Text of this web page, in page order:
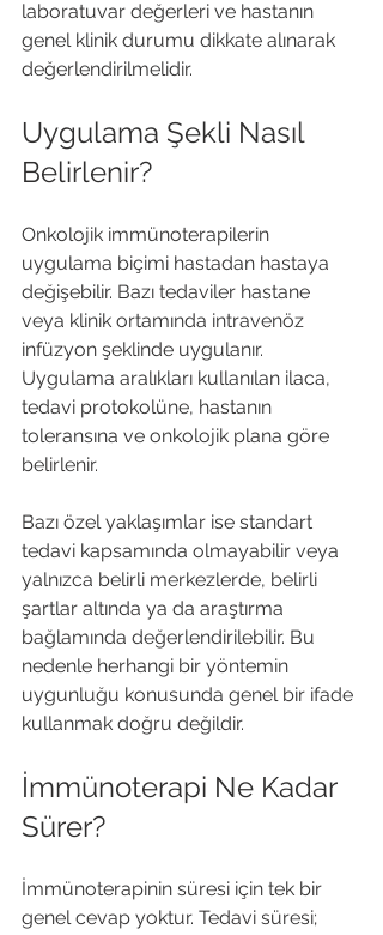
laboratuvar değerleri ve hastanın
genel klinik durumu dikkate alınarak
değerlendirilmelidir.
Uygulama Şekli Nasıl
Belirlenir?
Onkolojik immünoterapilerin
uygulama biçimi hastadan hastaya
değişebilir. Bazı tedaviler hastane
veya klinik ortamında intravenöz
infüzyon şeklinde uygulanır.
Uygulama aralıkları kullanılan ilaca,
tedavi protokolüne, hastanın
toleransına ve onkolojik plana göre
belirlenir.
Bazı özel yaklaşımlar ise standart
tedavi kapsamında olmayabilir veya
yalnızca belirli merkezlerde, belirli
şartlar altında ya da araştırma
bağlamında değerlendirilebilir. Bu
nedenle herhangi bir yöntemin
uygunluğu konusunda genel bir ifade
kullanmak doğru değildir.
İmmünoterapi Ne Kadar
Sürer?
İmmünoterapinin süresi için tek bir
genel cevap yoktur. Tedavi süresi;